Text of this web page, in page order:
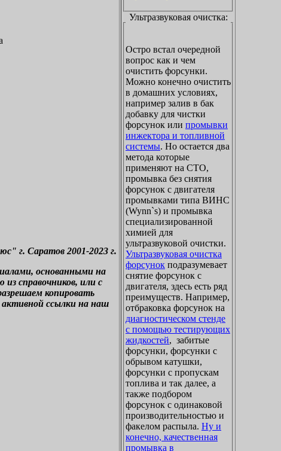
г. Саратов 2001-2023 г.
основанными на
справочников, или с
копировать
ссылки на наш
Ультразвуковая очистка:
Остро встал очередной
вопрос как и чем
очистить форсунки.
Можно конечно очистить
в домашних условиях,
например залив в бак
добавку для чистки
форсунок или промывки
инжектора и топливной
системы. Но остается два
метода которые
применяют на СТО,
промывка без снятия
форсунок с двигателя
промывками типа ВИНС
(Wynn`s) и промывка
специализированной
химией для
ультразвуковой очистки.
Ультразвуковая очистка
форсунок
снятие форсунок с
двигателя, здесь есть ряд
преимуществ. Например,
отбраковка форсунок на
диагностическом стенде
с помощью тестирующих
жидкостей, забитые
форсунки, форсунки с
обрывом катушки,
форсунки с пропускам
топлива и так далее, а
также подбором
форсунок с одинаковой
производительностью и
факелом распыла. Ну и
конечно, качественная
промывка в